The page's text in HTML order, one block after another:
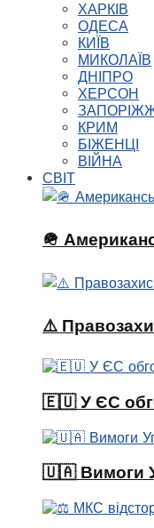
ХАРКІВ
ОДЕСА
КИЇВ
МИКОЛАЇВ
ДНІПРО
ХЕРСОН
КРИМ
БІЖЕНЦІ
ВІЙНА
СВІТ
🪖
⚠️
🇪🇺 У ЄС
🇺🇦 Вимоги